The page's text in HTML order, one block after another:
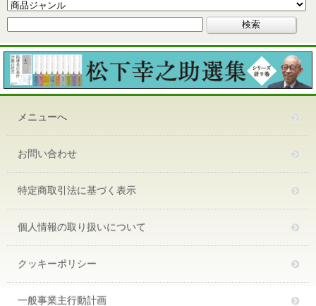
メニューへ
お問い合わせ
特定商取引法に基づく表示
個人情報の取り扱いについて
クッキーポリシー
一般事業主行動計画